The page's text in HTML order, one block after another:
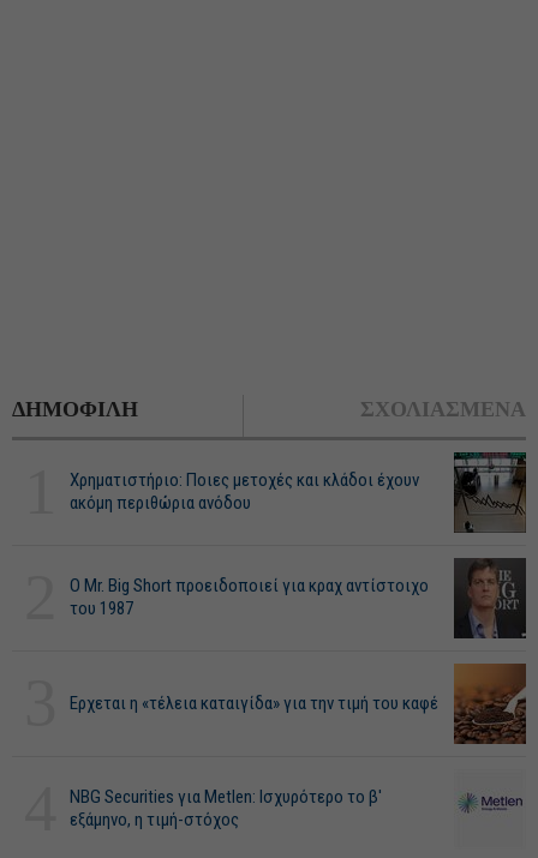
ΔΗΜΟΦΙΛΗ ΣΧΟΛΙΑΣΜΕΝΑ
Χρηματιστήριο: Ποιες μετοχές και κλάδοι έχουν
ακόμη περιθώρια ανόδου
O Mr. Big Short προειδοποιεί για κραχ αντίστοιχο
του 1987
Ερχεται η «τέλεια καταιγίδα» για την τιμή του καφέ
NBG Securities για Metlen: Ισχυρότερο το β'
εξάμηνο, η τιμή-στόχος